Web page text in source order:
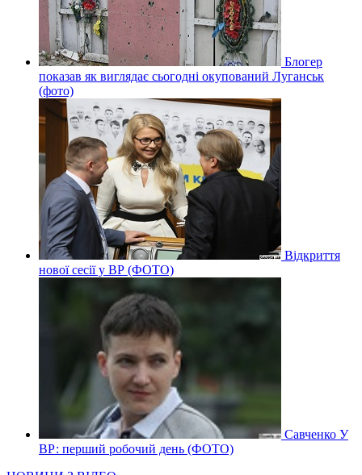
Блогер
показав як виглядає сьогодні окупований Луганськ
(фото)
Відкриття
нової сесії у ВР (ФОТО)
Савченко У
ВР: перший робочий день (ФОТО)